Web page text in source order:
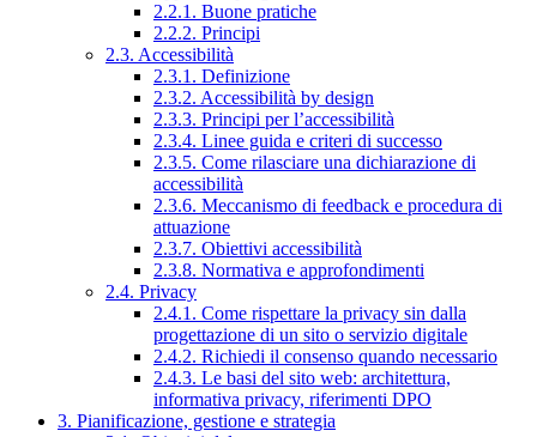
2.2.1. Buone pratiche
2.2.2. Principi
2.3. Accessibilità
2.3.1. Definizione
2.3.2. Accessibilità by design
2.3.3. Principi per l’accessibilità
2.3.4. Linee guida e criteri di successo
2.3.5. Come rilasciare una dichiarazione di
accessibilità
2.3.6. Meccanismo di feedback e procedura di
attuazione
2.3.7. Obiettivi accessibilità
2.3.8. Normativa e approfondimenti
2.4. Privacy
2.4.1. Come rispettare la privacy sin dalla
progettazione di un sito o servizio digitale
2.4.2. Richiedi il consenso quando necessario
2.4.3. Le basi del sito web: architettura,
informativa privacy, riferimenti DPO
3. Pianificazione, gestione e strategia